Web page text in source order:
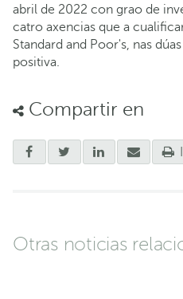
abril de 2022 con grao de
catro axencias que a
Standard and Poor's, nas
positiva.
Compartir en
Otras noticias